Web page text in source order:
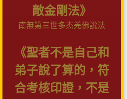
敵金剛法》
南無第三世多杰羌佛說法
《聖者不是自己和
弟子說了算的，符
合考核印證，不是